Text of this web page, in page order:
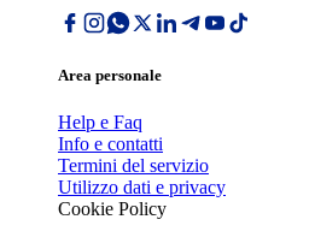
Area personale
Help e Faq
Info e contatti
Termini del servizio
Utilizzo dati e privacy
Cookie Policy